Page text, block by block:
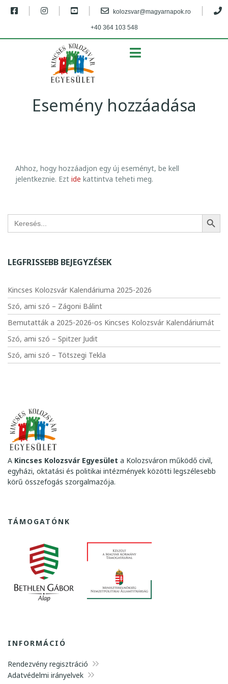
kolozsvar@magyarnapok.ro
+40 364 103 548
Esemény hozzáadása
E
S
É
N
O
Z
Á
A
D
Á
S
A
Ahhoz, hogy hozzáadjon egy új eseményt, be kell
jelentkeznie. Ezt ide kattintva teheti meg.
Search
for:
SEARCH
LEGFRISSEBB BEJEGYZÉSEK
Kincses Kolozsvár Kalendáriuma 2025-2026
Szó, ami szó – Zágoni Bálint
Bemutatták a 2025-2026-os Kincses Kolozsvár Kalendáriumát
Szó, ami szó – Spitzer Judit
Szó, ami szó – Tötszegi Tekla
A Kincses Kolozsvár Egyesület a Kolozsváron működő civil,
egyházi, oktatási és politikai intézmények közötti legszélesebb
körű összefogás szorgalmazója.
TÁMOGATÓNK
INFORMÁCIÓ
Rendezvény regisztráció
Adatvédelmi irányelvek